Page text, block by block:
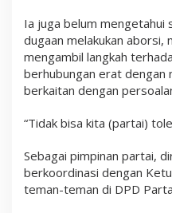
Ia juga belum
dugaan melakukan aborsi,
mengambil langkah
berhubungan erat dengan
berkaitan dengan
“Tidak bisa kita (partai)
Sebagai pimpinan partai,
berkoordinasi dengan
teman-teman di DPD